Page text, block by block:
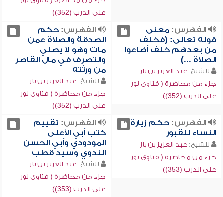
على الدرب (352))
الفهرس:معنى
قوله تعالى: (فخلف
من بعدهم خلف أضاعوا
الصلاة ...)
للشيخ: عبد العزيز بن باز
جزء من محاضرة ( فتاوى نور
على الدرب (352))
الفهرس:حكم
الصدقة والصلاة عمن
مات وهو لا يصلي
والتصرف في مال القاصر
من ورثته
للشيخ: عبد العزيز بن باز
جزء من محاضرة ( فتاوى نور
على الدرب (352))
الفهرس:حكم زيارة
النساء للقبور
للشيخ: عبد العزيز بن باز
جزء من محاضرة ( فتاوى نور
على الدرب (353))
الفهرس: تقييم
كتب أبي الأعلى
المودودي وأبي الحسن
الندوي وسيد قطب
للشيخ: عبد العزيز بن باز
جزء من محاضرة ( فتاوى نور
على الدرب (353))